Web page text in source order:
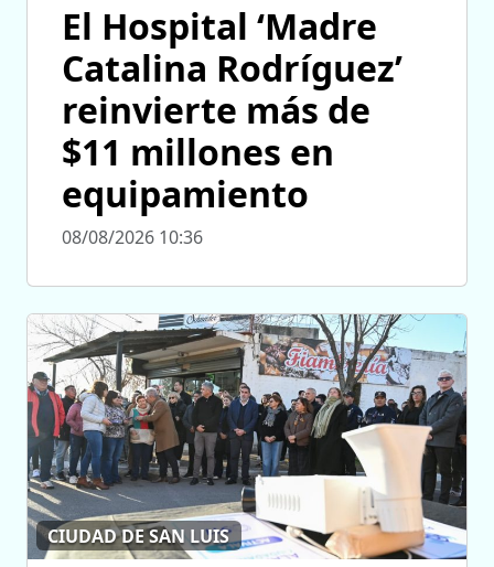
El Hospital ‘Madre
Catalina Rodríguez’
reinvierte más de
$11 millones en
equipamiento
08/08/2026 10:36
CIUDAD DE SAN LUIS